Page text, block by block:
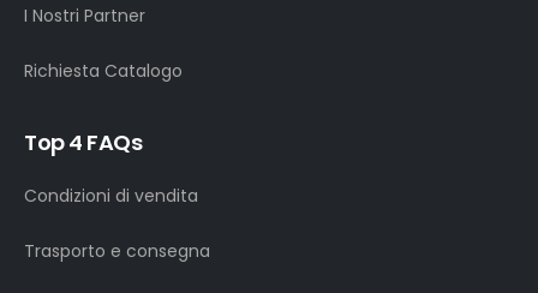
I Nostri Partner
Richiesta Catalogo
Top 4 FAQs
Condizioni di vendita
Trasporto e consegna